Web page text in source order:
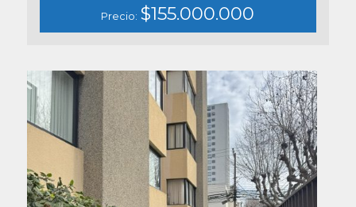
Precio: $155.000.000